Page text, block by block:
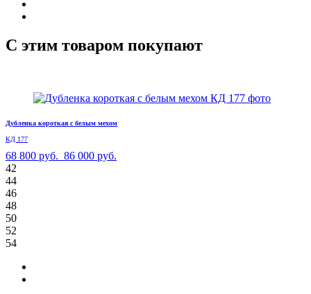
С этим товаром покупают
Дубленка короткая с белым мехом
КД 177
68 800 руб. 86 000 руб.
42
44
46
48
50
52
54